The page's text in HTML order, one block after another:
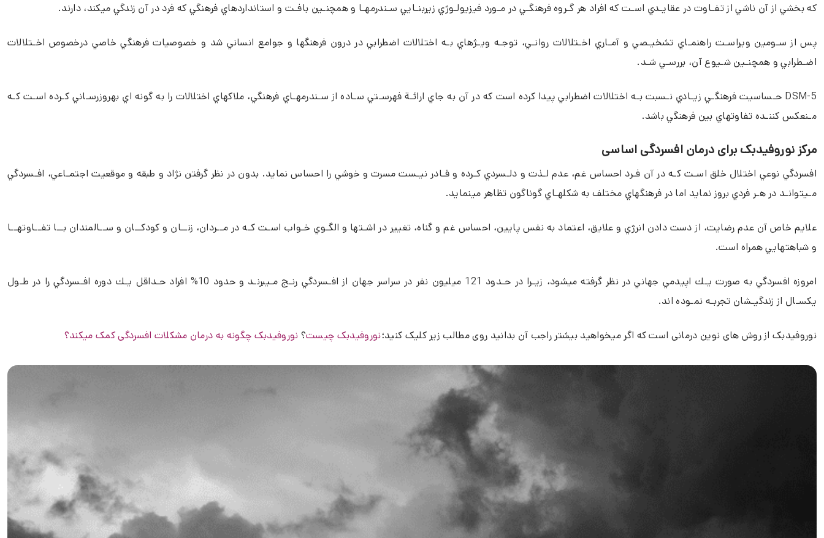
كه بخشي از آن ناشي از تفـاوت در عقايـدي اسـت كه افراد هر گـروه فرهنگـي در مـورد فيزيولـوژي زيربنـايي سـندرمهـا و همچنـين بافـت و استانداردهاي فرهنگي كه فرد در آن زندگي ميكند، دارند.
پس از سـومين ويراسـت راهنمـاي تشخيـصي و آمـاري اخـتلالات روانـي، توجـه ويـژهاي بـه اختلالات اضطرابي در درون فرهنگها و جوامع انساني شد و خصوصيات فرهنگي خاصي درخصوص اخـتلالات
اضـطرابي و همچنـين شـيوع آن، بررسـي شـد.
5-DSM حـساسيت فرهنگـي زيـادي نـسبت بـه اختلالات اضطرابي پيدا كرده است كه در آن به جاي ارائـة فهرسـتي سـاده از سـندرمهـاي فرهنگي، ملاكهاي اختلالات را به گونه اي بهروزرسـاني كـرده اسـت كـه
مـنعكس كننـده تفاوتهاي بين فرهنگي باشد.
مرکز نوروفیدبک برای درمان افسردگی اساسی
افسردگي نوعي اختلال خلق اسـت كـه در آن فـرد احساس غم، عدم لـذت و دلـسردي كـرده و قـادر نيـست مسرت و خوشي را احساس نمايد. بدون در نظر گرفتن نژاد و طبقه و موقعيت اجتمـاعي، افـسردگي
مـيتوانـد در هـر فردي بروز نمايد اما در فرهنگهاي مختلف به شكلهـاي گوناگون تظاهر مينمايد.
علايم خاص آن عدم رضايت، از دست دادن انرژي و علايق، اعتماد به نفس پايين، احساس غم و گناه، تغيير در اشـتها و الگـوي خـواب اسـت كـه در مــردان، زنــان و كودكــان و ســالمندان بــا تفــاوتهــا
و شباهتهايي همراه است.
امروزه افسردگي به صورت يـك اپيدمي جهاني در نظر گرفته ميشود، زيـرا در حـدود 121 ميليون نفر در سراسر جهان از افـسردگي رنـج مـيبرنـد و حدود 10% افراد حـداقل يـك دوره افـسردگي را در طـول
يكسـال از زندگيـشان تجربـه نمـوده اند.
نوروفیدبک از روش های نوین درمانی است که اگر میخواهید بیشتر راجب آن بدانید روی مطالب زیر کلیک کنید؛نوروفیدبک چیست؟ نوروفیدبک چگونه به درمان مشکلات افسردگی کمک میکند؟